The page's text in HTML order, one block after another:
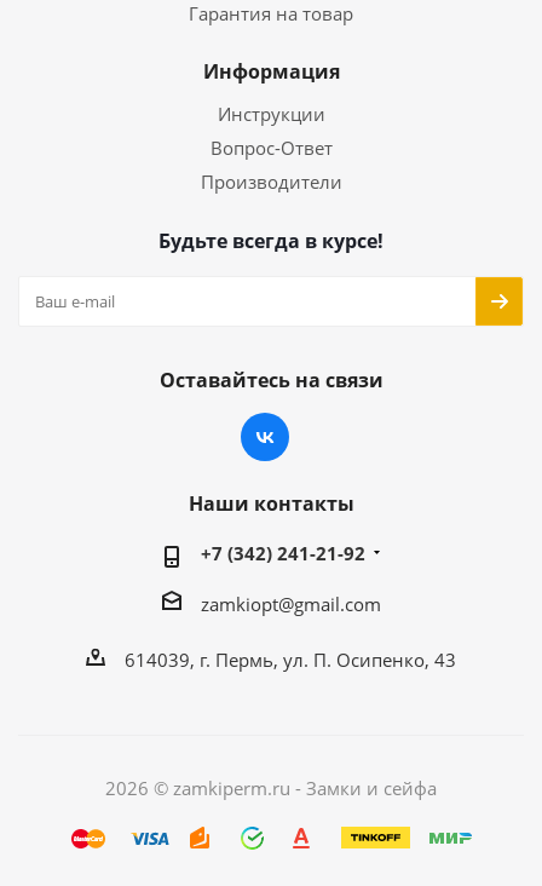
Гарантия на товар
Информация
Инструкции
Вопрос-Ответ
Производители
Будьте всегда в курсе!
Оставайтесь на связи
Наши контакты
+7 (342) 241-21-92
zamkiopt@gmail.com
614039, г. Пермь, ул. П. Осипенко, 43
2026 © zamkiperm.ru - Замки и сейфа